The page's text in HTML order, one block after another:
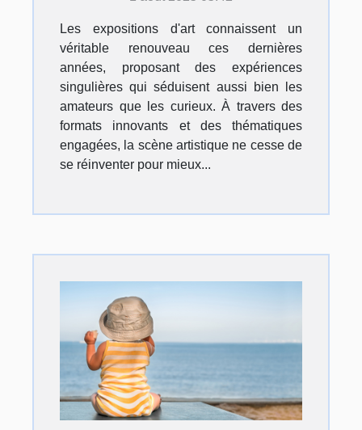
Les expositions d'art connaissent un
véritable renouveau ces dernières
années, proposant des expériences
singulières qui séduisent aussi bien les
amateurs que les curieux. À travers des
formats innovants et des thématiques
engagées, la scène artistique ne cesse de
se réinventer pour mieux...